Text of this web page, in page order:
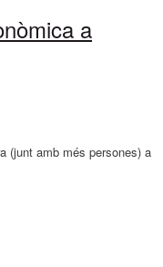
a
(junt amb més persones) a